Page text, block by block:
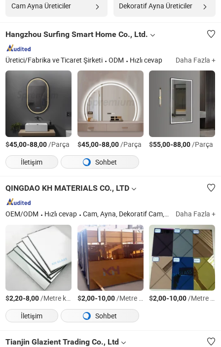
Cam Ayna Üreticiler Dekoratif Ayna Üreticiler
Hangzhou Surfing Smart Home Co., Ltd.
Üretici/Fabrika ve Ticaret Şirketi ODM Hızlı cevap Daha Fazla +
$45,00-88,00/Parça $45,00-88,00/Parça $55,00-88,00/Parça
İletişim
Sohbet
QINGDAO KH MATERIALS CO., LTD
OEM/ODM Hızlı cevap Cam, Ayna, Dekoratif Cam, Mimari Cam, Laminat Cam, Yüzer Cam, Temperli Cam, Yansıtıcı Cam Daha Fazla +
$2,20-8,00/Metre kare $2,00-10,00/Metre kare $2,00-10,00/Metre kare
İletişim
Sohbet
Tianjin Glazient Trading Co., Ltd